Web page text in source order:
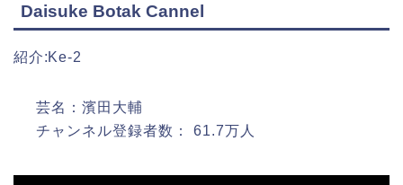
Daisuke Botak Cannel
紹介:Ke-2
芸名：濱田大輔
チャンネル登録者数： 61.7万人